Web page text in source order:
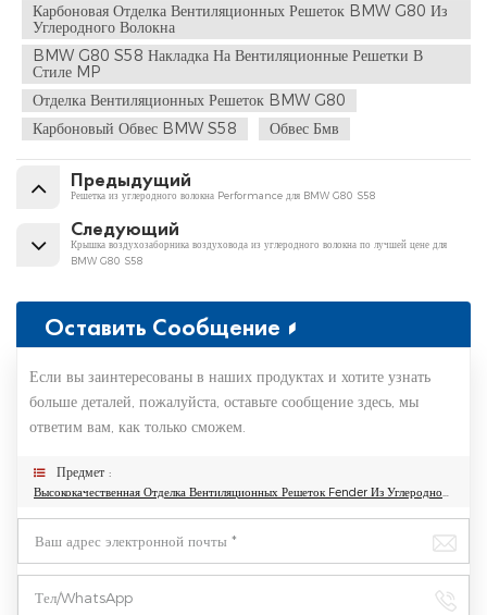
Карбоновая Отделка Вентиляционных Решеток BMW G80 Из
Углеродного Волокна
BMW G80 S58 Накладка На Вентиляционные Решетки В
Стиле MP
Отделка Вентиляционных Решеток BMW G80
Карбоновый Обвес BMW S58
Обвес Бмв
Предыдущий
Решетка из углеродного волокна Performance для BMW G80 S58
Следующий
Крышка воздухозаборника воздуховода из углеродного волокна по лучшей цене для
BMW G80 S58
Оставить Сообщение
Если вы заинтересованы в наших продуктах и хотите узнать
больше деталей, пожалуйста, оставьте сообщение здесь, мы
ответим вам, как только сможем.
Предмет :
Высококачественная Отделка Вентиляционных Решеток Fender Из Углеродного Волокна В Стиле MP Для BMW G80 S58